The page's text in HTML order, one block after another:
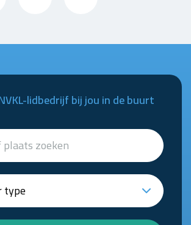
lidbedrijf bij jou in de buurt